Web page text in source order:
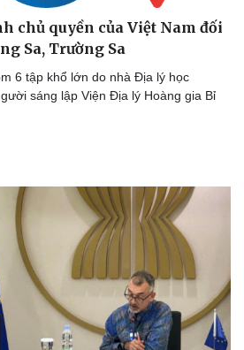
chủ quyền của Việt Nam đối
Sa, Trường Sa
6 tập khổ lớn do nhà Địa lý học
sáng lập Viện Địa lý Hoàng gia Bỉ